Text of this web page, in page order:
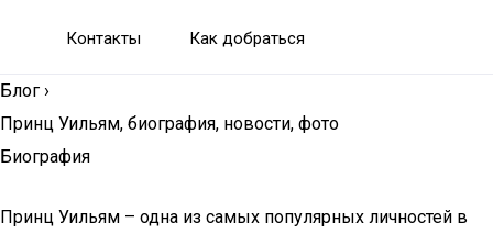
Контакты Как добраться
Блог ›
Принц Уильям, биография, новости, фото
Биография
Принц Уильям – одна из самых популярных личностей в